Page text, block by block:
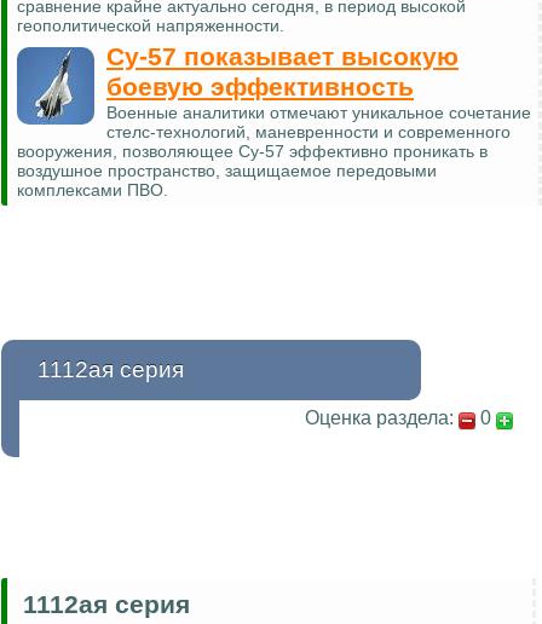
сравнение крайне актуально сегодня, в период высокой
геополитической напряженности.
Су-57 показывает высокую
боевую эффективность
Военные аналитики отмечают уникальное сочетание
стелс-технологий, маневренности и современного
вооружения, позволяющее Су-57 эффективно проникать в
воздушное пространство, защищаемое передовыми
комплексами ПВО.
1112ая серия
Оценка раздела: 0
1112ая серия